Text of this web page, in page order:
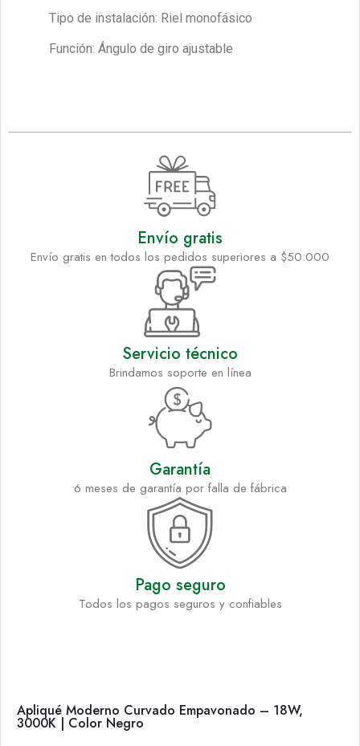
Tipo de instalación: Riel monofásico
Función: Ángulo de giro ajustable
Envío gratis
Envío gratis en todos los pedidos superiores a $50.000
Servicio técnico
Brindamos soporte en línea
Garantía
6 meses de garantía por falla de fábrica
Pago seguro
Todos los pagos seguros y confiables
Apliqué Moderno Curvado Empavonado – 18W,
3000K | Color Negro